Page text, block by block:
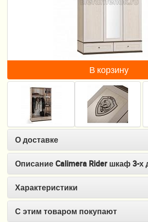
Манежи
Безопасность ребенка
Ходунки и прыгунки
Игры и развитие
Принадлежности для выписки
Сумки для мам и детей
Кенгуру и слинги
В корзину
О доставке
Описание Calimera Rider шкаф 3-
Характеристики
С этим товаром покупают